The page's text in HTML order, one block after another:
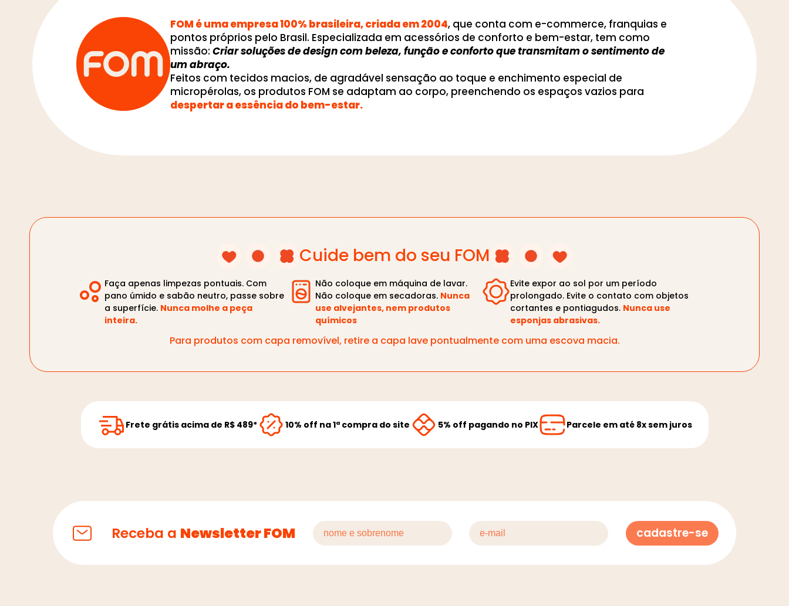
FOM é uma empresa 100% brasileira, criada em 2004, que conta com e-commerce, franquias e
pontos próprios pelo Brasil. Especializada em acessórios de conforto e bem-estar, tem como
missão: Criar soluções de design com beleza, função e conforto que transmitam o sentimento de
um abraço.
Feitos com tecidos macios, de agradável sensação ao toque e enchimento especial de
micropérolas, os produtos FOM se adaptam ao corpo, preenchendo os espaços vazios para
despertar a essência do bem-estar.
Cuide bem do seu FOM
Faça apenas limpezas pontuais. Com
pano úmido e sabão neutro, passe sobre
a superfície. Nunca molhe a peça
inteira.
Não coloque em máquina de lavar.
Não coloque em secadoras. Nunca
use alvejantes, nem produtos
químicos
Evite expor ao sol por um período
prolongado. Evite o contato com objetos
cortantes e pontiagudos. Nunca use
esponjas abrasivas.
Para produtos com capa removível, retire a capa lave pontualmente com uma escova macia.
Frete grátis acima de R$ 489* 10% off na 1ª compra do site 5% off pagando no PIX Parcele em até 8x sem juros
Receba a Newsletter FOM cadastre-se